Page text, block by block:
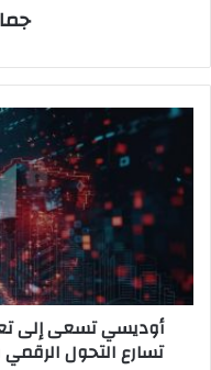
أوديسي
إلى
تعزيز
المرونة
السيبرانية
تزامناً
مع
تسارع
التحول
الرقمي
أوديسي تسعى إلى
تسارع التحول